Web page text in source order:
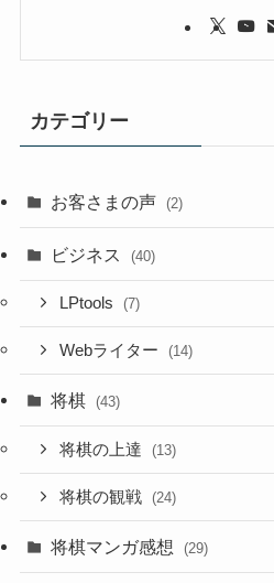
カテゴリー
お客さまの声 (2)
ビジネス (40)
LPtools (7)
Webライター (14)
将棋 (43)
将棋の上達 (13)
将棋の観戦 (24)
将棋マンガ感想 (29)